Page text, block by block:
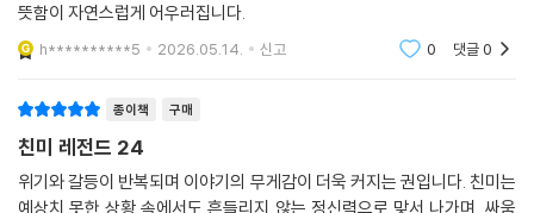
뜻함이 자연스럽게 어우러집니다.
h**********5 2026.05.14. 신고 0 댓글0
종이책 구매
친미 레전드 24
위기와 갈등이 반복되며 이야기의 무게감이 더욱 커지는 권입니다. 친미는
예상치 못한 상황 속에서도 흔들리지 않는 정신력으로 맞서 나가며, 싸움